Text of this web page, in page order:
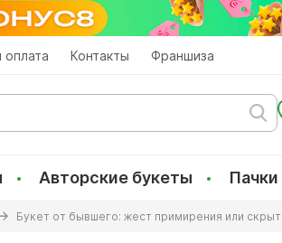
оплата Контакты Франшиза
Авторские букеты Пачки
Букет от бывшего: жест примирения или